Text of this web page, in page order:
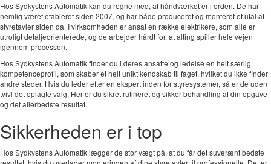
Hos Sydkystens Automatik kan du regne med, at håndværket er i orden. De har
nemlig været etableret siden 2007, og har både produceret og monteret et utal af
styretavler siden da. I virksomheden er ansat en række elektrikere, som alle er
utroligt detaljeorienterede, og de arbejder hårdt for, at alting spiller hele vejen
igennem processen.
Hos Sydkystens Automatik finder du i deres ansatte og ledelse en helt særlig
kompetenceprofil, som skaber et helt unikt kendskab til faget, hvilket du ikke finder
andre steder. Hvis du leder efter en ekspert inden for styresystemer, så er de uden
tvivl det oplagte valg. Her er du sikret rutineret og sikker behandling af din opgave
og det allerbedste resultat.
Sikkerheden er i top
Hos Sydkystens Automatik lægger de stor vægt på, at du får det suverænt bedste